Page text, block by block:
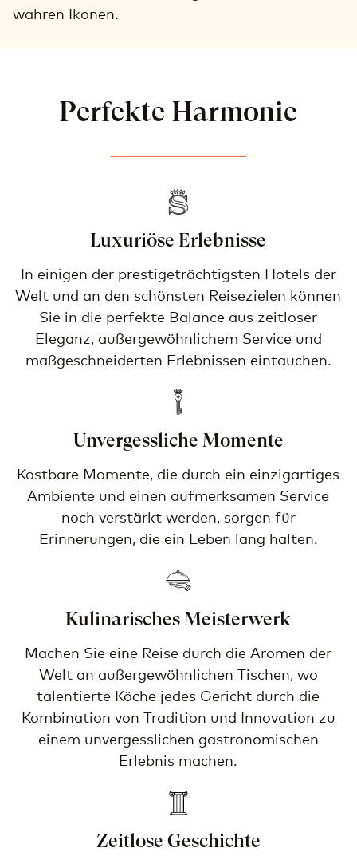
wahren Ikonen.
Perfekte Harmonie
Luxuriöse Erlebnisse
In einigen der prestigeträchtigsten Hotels der
Welt und an den schönsten Reisezielen können
Sie in die perfekte Balance aus zeitloser
Eleganz, außergewöhnlichem Service und
maßgeschneiderten Erlebnissen eintauchen.
Unvergessliche Momente
Kostbare Momente, die durch ein einzigartiges
Ambiente und einen aufmerksamen Service
noch verstärkt werden, sorgen für
Erinnerungen, die ein Leben lang halten.
Kulinarisches Meisterwerk
Machen Sie eine Reise durch die Aromen der
Welt an außergewöhnlichen Tischen, wo
talentierte Köche jedes Gericht durch die
Kombination von Tradition und Innovation zu
einem unvergesslichen gastronomischen
Erlebnis machen.
Zeitlose Geschichte